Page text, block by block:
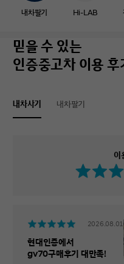
내차팔기 Hi-LAB
믿을 수 있는
인증중고차 이용 후
내차사기 내차팔기
이
2026.08.01
현대인증에서
gv70구매후기 대만족!